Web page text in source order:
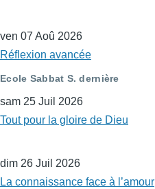
ven 07 Aoû 2026
Réflexion avancée
Ecole Sabbat S. dernière
sam 25 Juil 2026
Tout pour la gloire de Dieu
dim 26 Juil 2026
La connaissance face à l’amour